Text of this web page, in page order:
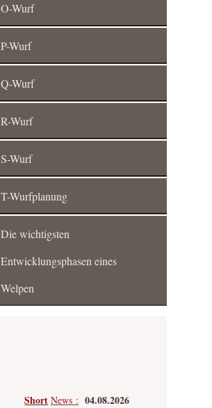
O-Wurf
P-Wurf
Q-Wurf
R-Wurf
S-Wurf
T-Wurfplanung
Die wichtigsten
Entwicklungsphasen eines
Welpen
Short News : 04.08.2026